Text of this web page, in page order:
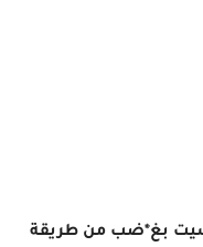
بغ*ضب من طريقة